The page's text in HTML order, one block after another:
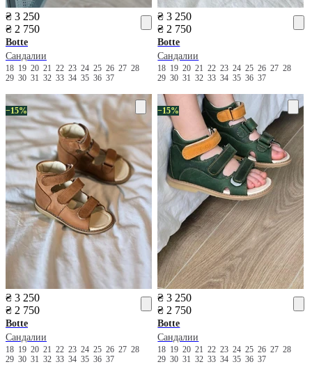
₴ 3 250
₴ 2 750
Botte
Сандалии
18 19 20 21 22 23 24 25 26 27 28
29 30 31 32 33 34 35 36 37
₴ 3 250
₴ 2 750
Botte
Сандалии
18 19202122232425262728
293031323334353637
−15%
₴ 3 250
₴ 2 750
Botte
Сандалии
18 19 20 21 22 23 24 25 26 27 28
29 30 31 32 33 34 35 36 37
−15%
₴ 3 250
₴ 2 750
Botte
Сандалии
18 19202122232425262728
293031323334353637